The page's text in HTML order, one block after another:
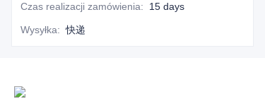
Czas realizacji zamówienia: 15 days
Wysyłka: 快递